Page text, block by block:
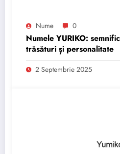
Nume 0
Numele YURIKO:
trăsături și personalitate
2 Septembrie 2025